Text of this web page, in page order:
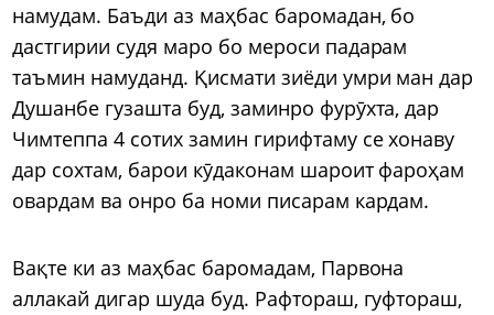
намудам. Баъди аз маҳбас баромадан, бо
дастгирии судя маро бо мероси падарам
таъмин намуданд. Қисмати зиёди умри ман дар
Душанбе гузашта буд, заминро фурӯхта, дар
Чимтеппа 4 сотих замин гирифтаму се хонаву
дар сохтам, барои кӯдаконам шароит фароҳам
овардам ва онро ба номи писарам кардам.
Вақте ки аз маҳбас баромадам, Парвона
аллакай дигар шуда буд. Рафтораш, гуфтораш,